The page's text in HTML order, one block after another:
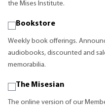
the Mises Institute.
Bookstore
Weekly book offerings.
audiobooks, discounted and
memorabilia.
The Misesian
The online version of our